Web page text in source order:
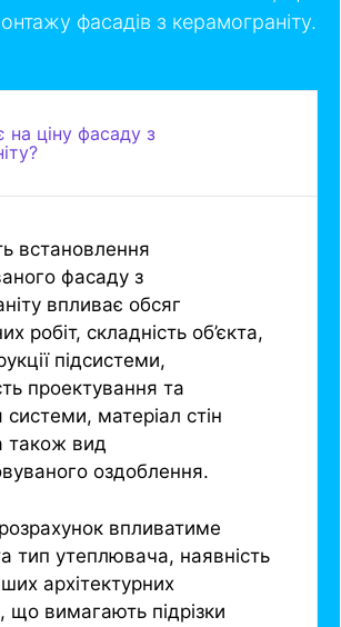
фасадів з керамограніту.
ціну фасаду з
встановлення
фасаду з
впливає обсяг
робіт, складність об’єкта,
підсистеми,
проектування та
системи, матеріал стін
також вид
оздоблення.
впливатиме
тип утеплювача, наявність
архітектурних
що вимагають підрізки